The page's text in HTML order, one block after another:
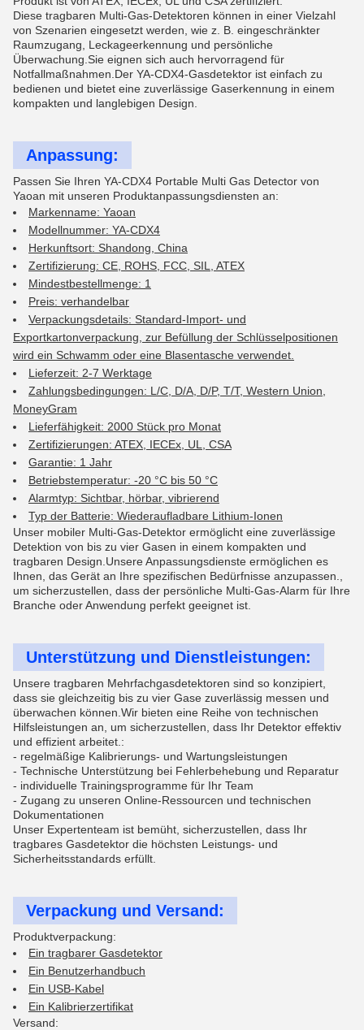
Diese tragbaren Multi-Gas-Detektoren können in einer Vielzahl
von Szenarien eingesetzt werden, wie z. B. eingeschränkter
Raumzugang, Leckageerkennung und persönliche
Überwachung.Sie eignen sich auch hervorragend für
Notfallmaßnahmen.Der YA-CDX4-Gasdetektor ist einfach zu
bedienen und bietet eine zuverlässige Gaserkennung in einem
kompakten und langlebigen Design.
Anpassung:
Passen Sie Ihren YA-CDX4 Portable Multi Gas Detector von
Yaoan mit unseren Produktanpassungsdiensten an:
Markenname: Yaoan
Modellnummer: YA-CDX4
Herkunftsort: Shandong, China
Zertifizierung: CE, ROHS, FCC, SIL, ATEX
Mindestbestellmenge: 1
Preis: verhandelbar
Verpackungsdetails: Standard-Import- und
Exportkartonverpackung, zur Befüllung der Schlüsselpositionen
wird ein Schwamm oder eine Blasentasche verwendet.
Lieferzeit: 2-7 Werktage
Zahlungsbedingungen: L/C, D/A, D/P, T/T, Western Union,
MoneyGram
Lieferfähigkeit: 2000 Stück pro Monat
Zertifizierungen: ATEX, IECEx, UL, CSA
Garantie: 1 Jahr
Betriebstemperatur: -20 °C bis 50 °C
Alarmtyp: Sichtbar, hörbar, vibrierend
Typ der Batterie: Wiederaufladbare Lithium-Ionen
Unser mobiler Multi-Gas-Detektor ermöglicht eine zuverlässige
Detektion von bis zu vier Gasen in einem kompakten und
tragbaren Design.Unsere Anpassungsdienste ermöglichen es
Ihnen, das Gerät an Ihre spezifischen Bedürfnisse anzupassen.,
um sicherzustellen, dass der persönliche Multi-Gas-Alarm für Ihre
Branche oder Anwendung perfekt geeignet ist.
Unterstützung und Dienstleistungen:
Unsere tragbaren Mehrfachgasdetektoren sind so konzipiert,
dass sie gleichzeitig bis zu vier Gase zuverlässig messen und
überwachen können.Wir bieten eine Reihe von technischen
Hilfsleistungen an, um sicherzustellen, dass Ihr Detektor effektiv
und effizient arbeitet.:
- regelmäßige Kalibrierungs- und Wartungsleistungen
- Technische Unterstützung bei Fehlerbehebung und Reparatur
- individuelle Trainingsprogramme für Ihr Team
- Zugang zu unseren Online-Ressourcen und technischen
Dokumentationen
Unser Expertenteam ist bemüht, sicherzustellen, dass Ihr
tragbares Gasdetektor die höchsten Leistungs- und
Sicherheitsstandards erfüllt.
Verpackung und Versand:
Produktverpackung:
Ein tragbarer Gasdetektor
Ein Benutzerhandbuch
Ein USB-Kabel
Ein Kalibrierzertifikat
Versand: